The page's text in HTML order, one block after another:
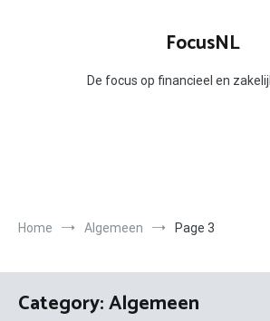
FocusNL
De focus op financieel en
Home Algemeen Page 3
Category:Algemeen